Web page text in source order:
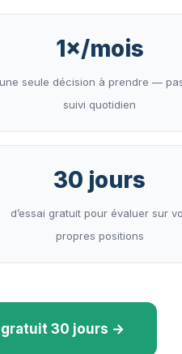
1×/mois
une seule décision à prendre —
suivi quotidien
30 jours
d’essai gratuit pour évaluer sur
propres positions
30 jours →